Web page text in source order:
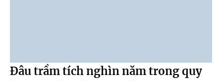
Đâu trầm tích nghìn năm trong quy